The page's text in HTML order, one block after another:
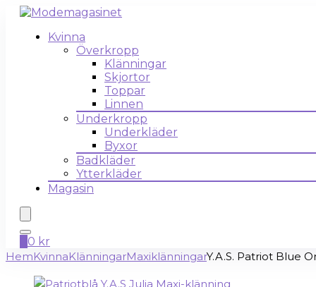
Kvinna
Överkropp
Klänningar
Skjortor
Toppar
Linnen
Underkropp
Underkläder
Byxor
Badkläder
Ytterkläder
Magasin
0 kr
HemKvinnaKlänningarMaxiklänningarY.A.S. Patriot Blue